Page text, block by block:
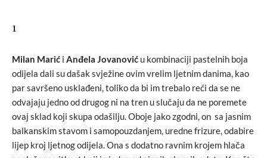
1
Milan Marić i Anđela Jovanović u kombinaciji pastelnih boja
odijela dali su dašak svježine ovim vrelim ljetnim danima, kao
par savršeno usklađeni, toliko da bi im trebalo reći da se ne
odvajaju jedno od drugog ni na tren u slučaju da ne poremete
ovaj sklad koji skupa odašilju. Oboje jako zgodni, on sa jasnim
balkanskim stavom i samopouzdanjem, uredne frizure, odabire
lijep kroj ljetnog odijela. Ona s dodatno ravnim krojem hlača